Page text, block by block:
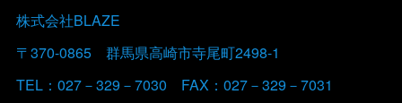
株式会社BLAZE
〒370-0865 群馬県高崎市寺尾町2498-1
TEL：027－329－7030 FAX：027－329－7031